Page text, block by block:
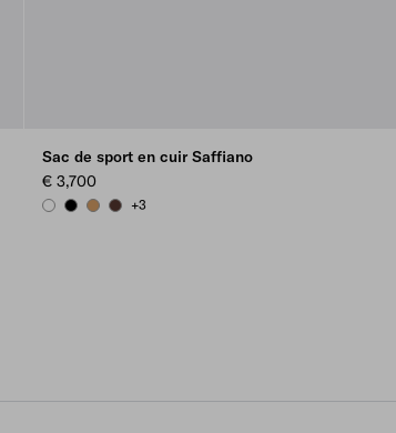
Sac de sport en cuir Saffiano
€ 3,700
WHITEBLACKCARAMEL
COFFEE
+3